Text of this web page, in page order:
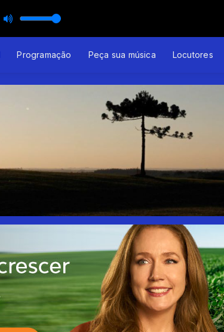
Programação Peça sua música Locutores